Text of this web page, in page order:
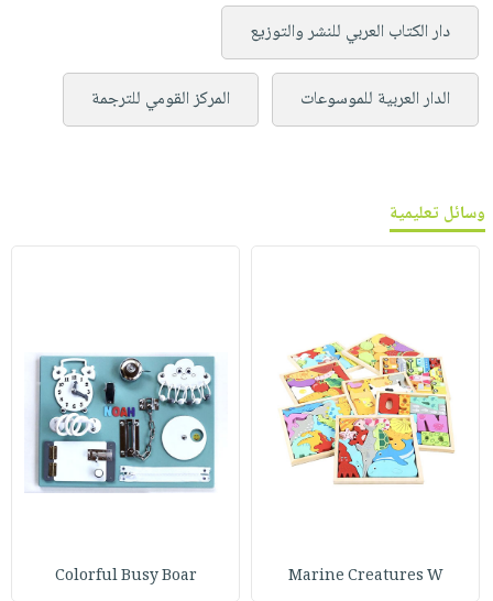
دار الكتاب العربي للنشر والتوزيع
الدار العربية للموسوعات المركز القومي للترجمة
وسائل تعليمية
Marine Creatures W
Colorful Busy Boar